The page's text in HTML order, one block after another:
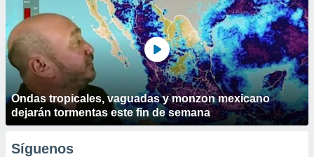
Ondas tropicales, vaguadas y monzon mexicano
dejarán tormentas este fin de semana
Síguenos